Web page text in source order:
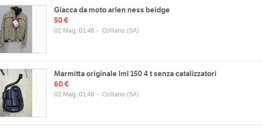
Giacca da moto arlen ness beidge
50 €
02 Mag, 01:48 - Colliano (SA)
Marmitta originale lml 150 4 t senza catalizzatori
60 €
02 Mag, 01:48 - Colliano (SA)